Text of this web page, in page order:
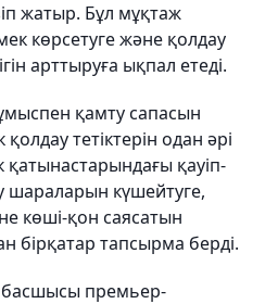
жатыр. Бұл мұқтаж
көрсетуге және қолдау
арттыруға ықпал етеді.
қамту сапасын
тетіктерін одан әрі
қауіп-
шараларын күшейтуге,
көші-қон саясатын
бірқатар тапсырма берді.
басшысы премьер-